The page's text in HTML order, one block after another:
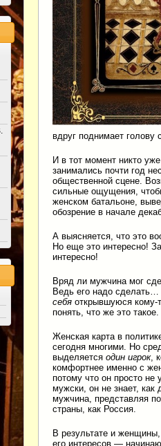
вдруг поднимает
И в тот момент никто
занимались почти год
общественной сцене.
сильные ощущения,
женском батальоне,
обозрение в начале
А выясняется, что это
Но еще это интересно!
интересно!
Вряд ли мужчина мог
Ведь его надо сделать…
себя открывшуюся кому-
понять, что же это такое.
Женская карта в
сегодня многими. Но
выделяется один игрок,
комфортнее именно с
потому что он просто не
мужски, он не знает, как
мужчина, представляя
страны, как Россия.
В результате и
его интересов —